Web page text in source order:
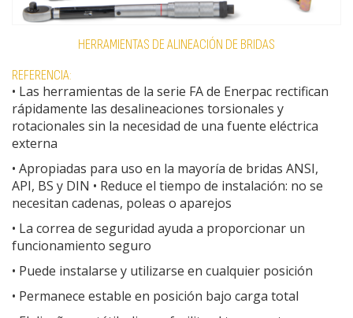
HERRAMIENTAS DE ALINEACIÓN DE BRIDAS
REFERENCIA:
• Las herramientas de la serie FA de Enerpac rectifican
rápidamente las desalineaciones torsionales y
rotacionales sin la necesidad de una fuente eléctrica
externa
• Apropiadas para uso en la mayoría de bridas ANSI,
API, BS y DIN • Reduce el tiempo de instalación: no se
necesitan cadenas, poleas o aparejos
• La correa de seguridad ayuda a proporcionar un
funcionamiento seguro
• Puede instalarse y utilizarse en cualquier posición
• Permanece estable en posición bajo carga total